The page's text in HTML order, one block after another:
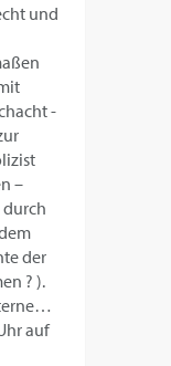
und
-
–
durch
der
? ).
auf